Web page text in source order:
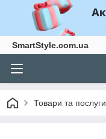
SmartStyle.com.ua
Товари та послуги